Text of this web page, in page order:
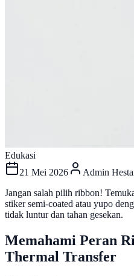
Edukasi
21 Mei 2026
Admin
Jangan salah pilih ribbon!
stiker semi-coated atau yupo
tidak luntur dan tahan gesekan.
Memahami Peran
Thermal Transfer